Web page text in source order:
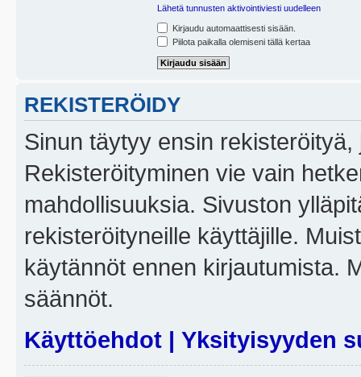
Lähetä tunnusten aktivointiviesti uudelleen
Kirjaudu automaattisesti sisään.
Piilota paikalla olemiseni tällä kertaa
REKISTERÖIDY
Sinun täytyy ensin
Rekisteröityminen vie vain
mahdollisuuksia. Sivuston
rekisteröityneille käyttäjille.
käytännöt ennen kirjautumista.
säännöt.
Käyttöehdot | Yksityisyyden